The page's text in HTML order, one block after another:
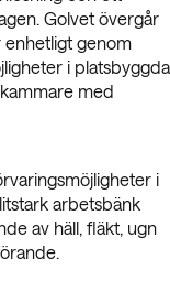
Golvet övergår
enhetligt genom
i platsbyggda
med
i
arbetsbänk
av häll, fläkt, ugn